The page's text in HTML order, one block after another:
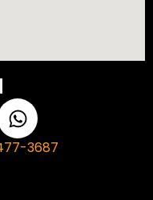
3687